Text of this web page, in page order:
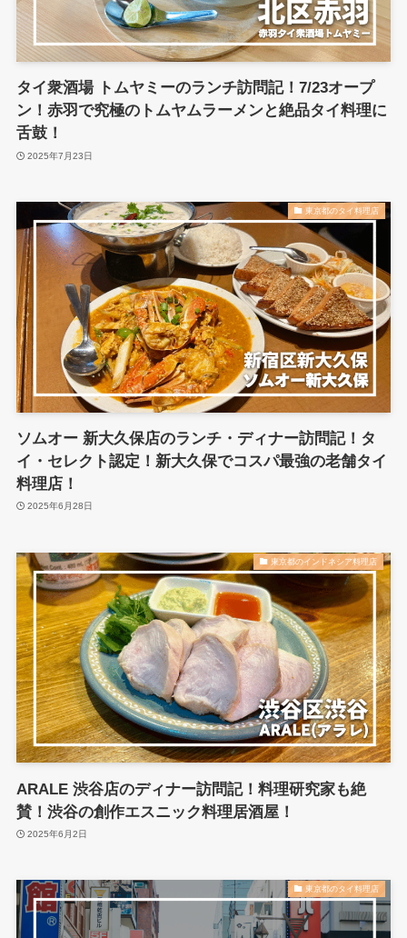
タイ衆酒場 トムヤミーのランチ訪問記！7/23オープ
ン！赤羽で究極のトムヤムラーメンと絶品タイ料理に
舌鼓！
2025年7月23日
東京都のタイ料理店
ソムオー 新大久保店のランチ・ディナー訪問記！タ
イ・セレクト認定！新大久保でコスパ最強の老舗タイ
料理店！
2025年6月28日
東京都のインドネシア料理店
ARALE 渋谷店のディナー訪問記！料理研究家も絶
賛！渋谷の創作エスニック料理居酒屋！
2025年6月2日
東京都のタイ料理店